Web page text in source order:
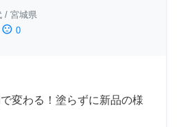
/ 宮城県
sentiment_dissatisfied 0
変わる！塗らずに新品の様